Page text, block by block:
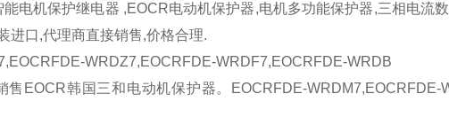
电机保护继电器 ,EOCR电动机保护器,电机多功能保护器,三相电流
进口,代理商直接销售,价格合理.
WRDZ7,EOCRFDE-WRDF7,EOCRFDE-WRDB
售EOCR韩国三和电动机保护器。EOCRFDE-WRDM7,EOCRFDE-